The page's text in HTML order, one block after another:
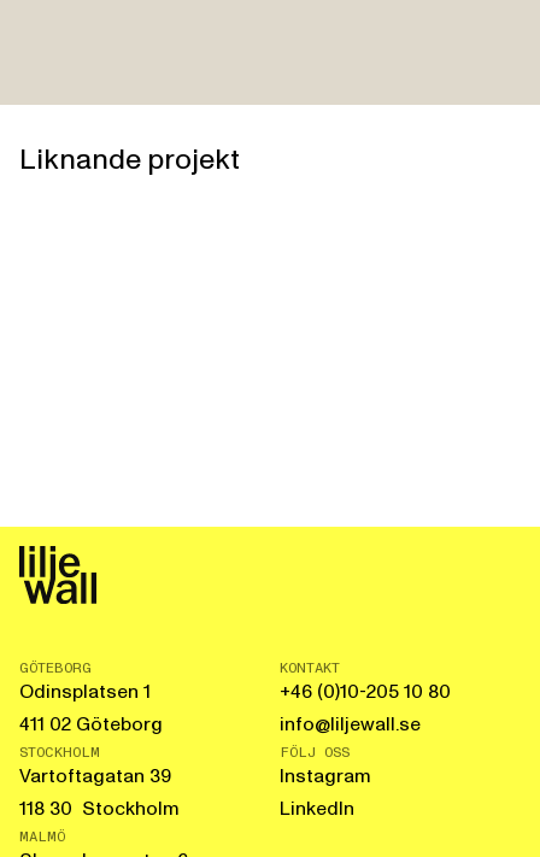
Liknande projekt
GÖTEBORG
Odinsplatsen 1
411 02 Göteborg
STOCKHOLM
Vartoftagatan 39
118 30 Stockholm
MALMÖ
KONTAKT
+46 (0)10-205 10 80
info@liljewall.se
FÖLJ OSS
Instagram
LinkedIn